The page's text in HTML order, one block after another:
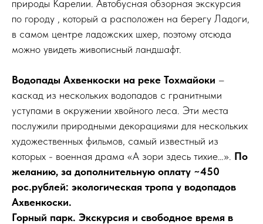
природы Карелии. Автобусная обзорная экскурсия
по городу , который а расположен на берегу Ладоги,
в самом центре ладожских шхер, поэтому отсюда
можно увидеть живописный ландшафт.
Водопады Ахвенкоски на реке Тохмайоки –
каскад из нескольких водопадов с гранитными
уступами в окружении хвойного леса. Эти места
послужили природными декорациями для нескольких
художественных фильмов, самый известный из
которых - военная драма «А зори здесь тихие…». По
желанию, за дополнительную оплату ~450
рос.рублей: экологическая тропа у водопадов
Ахвенкоски.
Горный парк. Экскурсия и свободное время в